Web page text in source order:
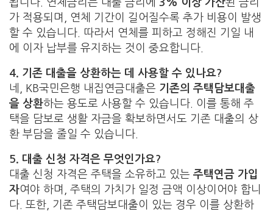
가 적용되며, 연체 기간이 길어질수록 추가 비용이 발생
할 수 있습니다. 따라서 연체를 피하고 정해진 기일 내
에 이자 납부를 유지하는 것이 중요합니다.
4. 기존 대출을 상환하는 데 사용할 수 있나요?
네, KB국민은행 내집연금대출은 기존의 주택담보대출
을 상환하는 용도로 사용할 수 있습니다. 이를 통해 주
택을 담보로 생활 자금을 확보하면서도 기존 대출의 상
환 부담을 줄일 수 있습니다.
5. 대출 신청 자격은 무엇인가요?
대출 신청 자격은 주택을 소유하고 있는 주택연금 가입
자여야 하며, 주택의 가치가 일정 금액 이상이어야 합니
다. 또한, 기존 주택담보대출이 있는 경우 이를 상환하